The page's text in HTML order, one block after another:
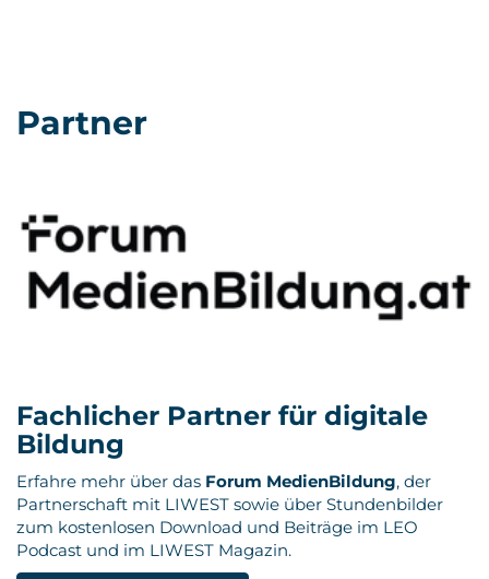
Partner
Fachlicher Partner für digitale
Bildung
Erfahre mehr über das Forum MedienBildung, der
Partnerschaft mit LIWEST sowie über Stundenbilder
zum kostenlosen Download und Beiträge im LEO
Podcast und im LIWEST Magazin.